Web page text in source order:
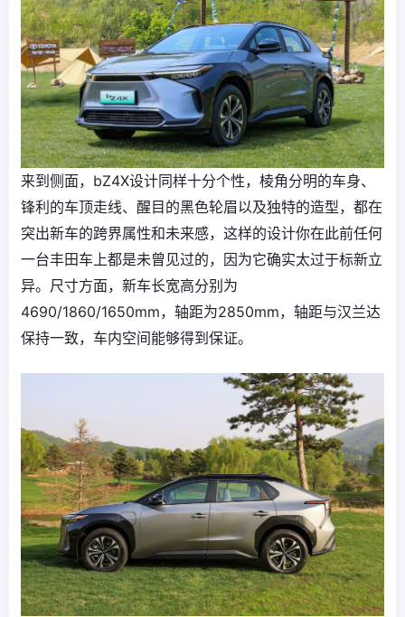
来到侧面，bZ4X设计同样十分个性，棱角分明的车身、
锋利的车顶走线、醒目的黑色轮眉以及独特的造型，都在
突出新车的跨界属性和未来感，这样的设计你在此前任何
一台丰田车上都是未曾见过的，因为它确实太过于标新立
异。尺寸方面，新车长宽高分别为
4690/1860/1650mm，轴距为2850mm，轴距与汉兰达
保持一致，车内空间能够得到保证。